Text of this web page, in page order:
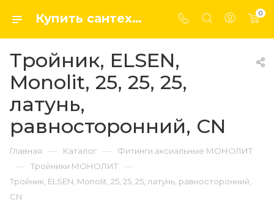
Купить сантехнику, системы отопление и водоснабжения оптом и в розницу в интернет-магазине elsen-opt.ru 0
Тройник, ELSEN,
Monolit, 25, 25, 25,
латунь,
равносторонний, CN
Главная — Каталог — Фитинги аксиальные МОНОЛИТ
— Тройники МОНОЛИТ —
Тройник, ELSEN, Monolit, 25, 25, 25, латунь, равносторонний,
CN